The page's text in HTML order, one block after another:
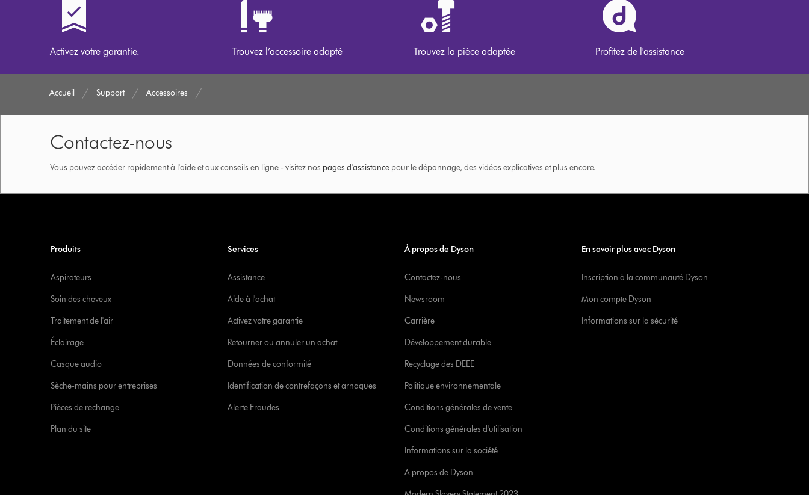
Activez votre garantie. Trouvez l’accessoire adapté Trouvez la pièce adaptée Profitez de l'assistance
Accueil Support Accessoires
Contactez-nous
Vous pouvez accéder rapidement à l'aide et aux conseils en ligne - visitez nos pages d'assistance pour le dépannage, des vidéos explicatives et plus encore.
Produits
Aspirateurs
Soin des cheveux
Traitement de l'air
Éclairage
Casque audio
Sèche-mains pour entreprises
Pièces de rechange
Plan du site
Services
Assistance
Aide à l'achat
Activez votre garantie
Retourner ou annuler un achat
Données de conformité
Identification de contrefaçons et arnaques
Alerte Fraudes
À propos de Dyson
Contactez-nous
Newsroom
Carrière
Développement durable
Recyclage des DEEE
Politique environnementale
Conditions générales de vente
Conditions générales d'utilisation
Informations sur la société
A propos de Dyson
En savoir plus avec Dyson
Inscription à la communauté Dyson
Mon compte Dyson
Informations sur la sécurité